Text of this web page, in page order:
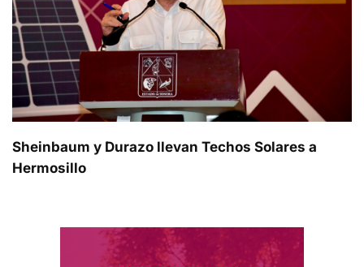
Sheinbaum y Durazo llevan Techos Solares a
Hermosillo